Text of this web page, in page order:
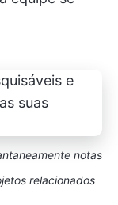
notas
relacionados